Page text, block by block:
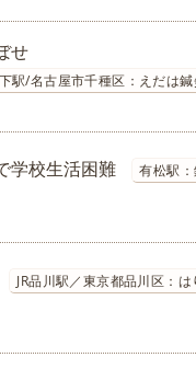
せ
/名古屋市千種区：えだは鍼
学校生活困難 有松駅
JR品川駅／東京都品川区：